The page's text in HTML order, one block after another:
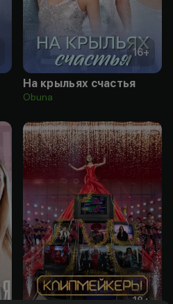
16+
На крыльях счастья
Obuna
18 +